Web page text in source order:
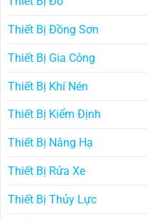
Thiết Bị Đồng Sơn
Thiết Bị Gia Công
Thiết Bị Khí Nén
Thiết Bị Kiểm Định
Thiết Bị Nâng Hạ
Thiết Bị Rửa Xe
Thiết Bị Thủy Lực